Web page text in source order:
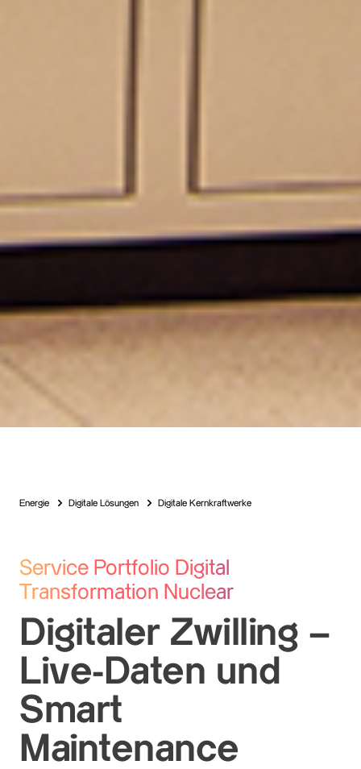
Energie Digitale Lösungen Digitale Kernkraftwerke
Service Portfolio Digital
Transformation Nuclear
Digitaler Zwilling –
Live-Daten und
Smart
Maintenance